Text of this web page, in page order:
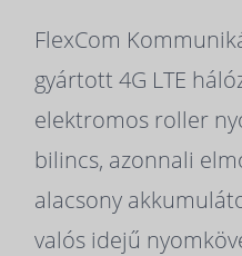
FlexCom
gyártott 4G LTE
elektromos roller
bilincs, azonnali
alacsony
valós idejű